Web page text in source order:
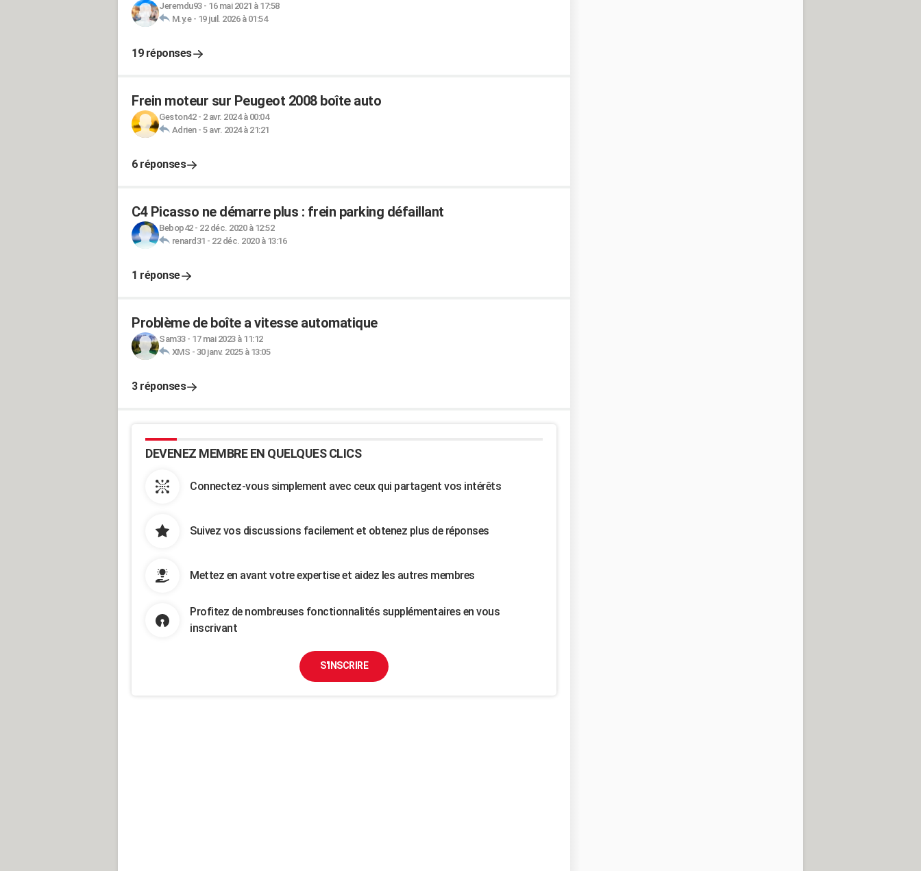
Jeremdu93- 16 mai 2021 à 17:58
M.y.e- 19 juil. 2026 à 01:54
19 réponses
Frein moteur sur Peugeot 2008 boîte auto
Geston42- 2 avr. 2024 à 00:04
Adrien- 5 avr. 2024 à 21:21
6 réponses
C4 Picasso ne démarre plus : frein parking défaillant
Bebop42- 22 déc. 2020 à 12:52
renard31 - 22 déc. 2020 à 13:16
1 réponse
Problème de boîte a vitesse automatique
Sam33- 17 mai 2023 à 11:12
XMS - 30 janv. 2025 à 13:05
3 réponses
DEVENEZ MEMBRE EN QUELQUES CLICS
Connectez-vous simplement avec ceux qui partagent vos intérêts
Suivez vos discussions facilement et obtenez plus de réponses
Mettez en avant votre expertise et aidez les autres membres
Profitez de nombreuses fonctionnalités supplémentaires en vous
inscrivant
S'INSCRIRE